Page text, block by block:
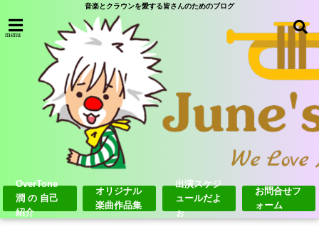
音楽とクラウンを愛する皆さんのためのブログ
menu
OverTone
潤 の 自己
紹介
オリジナル
楽曲作品集
出演スケジ
ュールだよ
ぉ
お問合せフ
ォーム